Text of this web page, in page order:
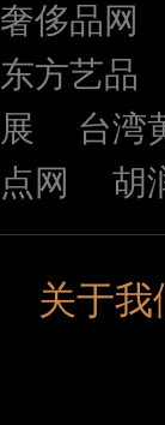
奢侈品网
东方艺品
展
台湾
点网
胡
关于我